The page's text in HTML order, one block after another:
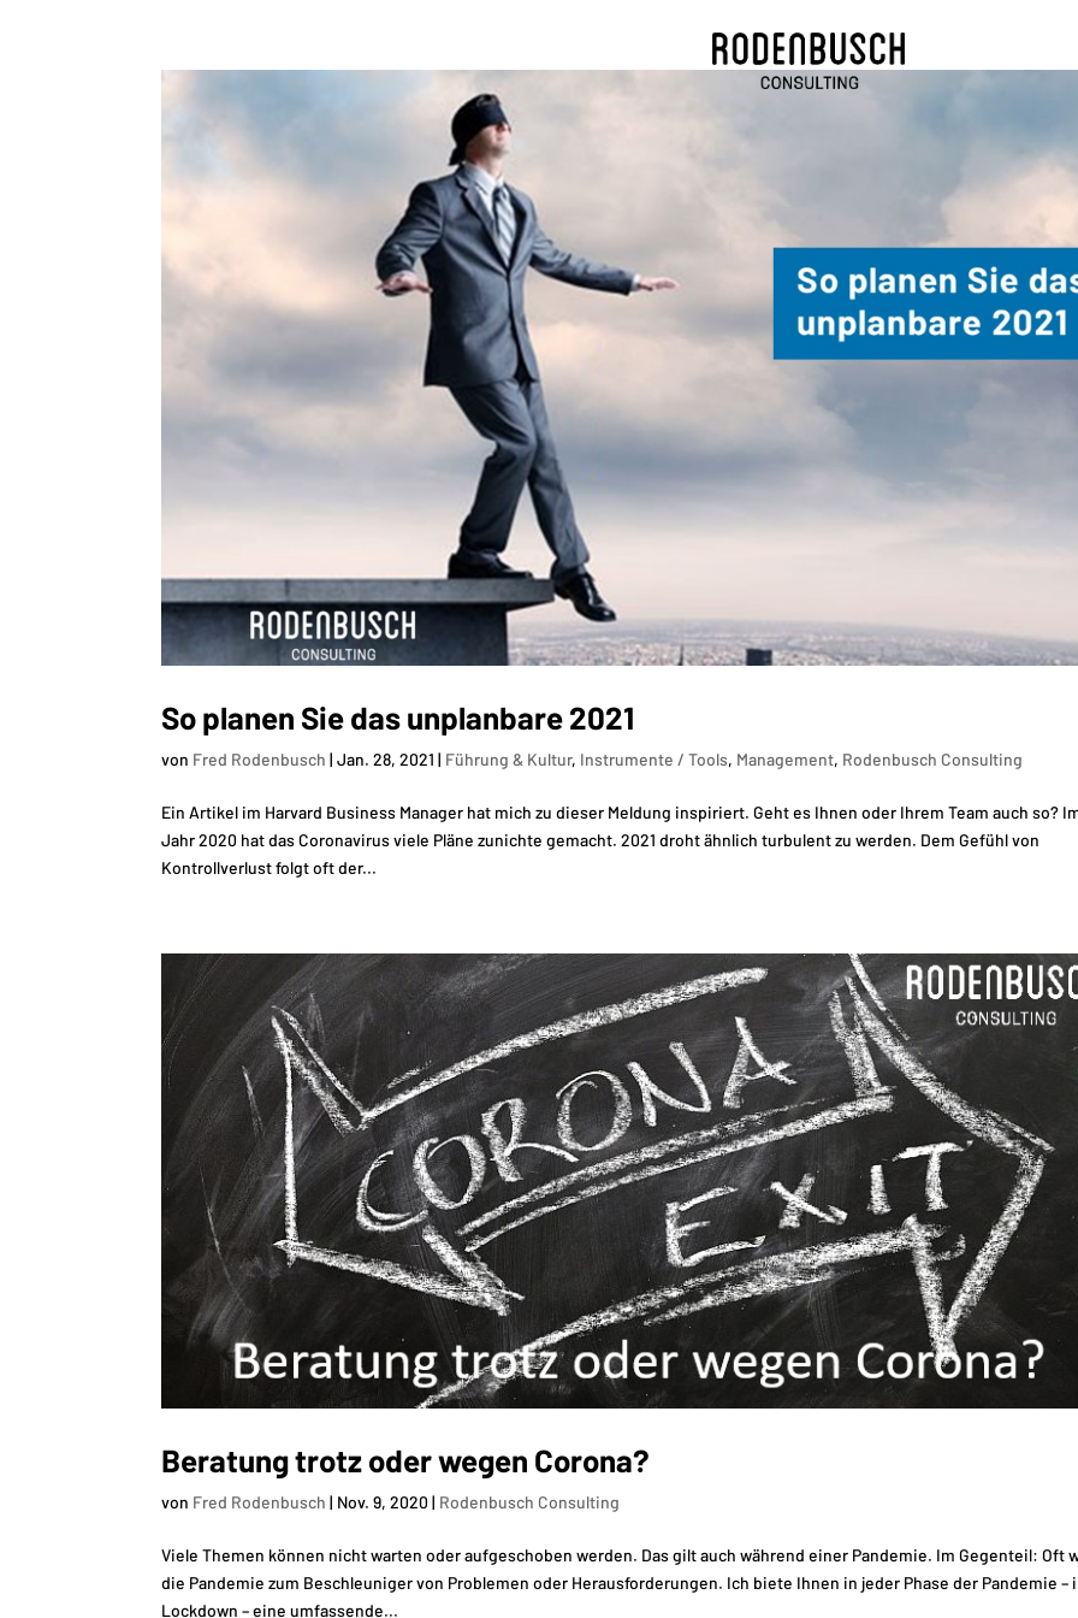
So planen Sie das unplanbare 2021
von Fred Rodenbusch |Jan. 28, 2021 | Führung & Kultur, Instrumente / Tools, Management, Rodenbusch Consulting
Ein Artikel im Harvard Business Manager hat mich zu dieser Meldung inspiriert. Geht es Ihnen oder Ihrem Team auch so?
Jahr 2020 hat das Coronavirus viele Pläne zunichte gemacht. 2021 droht ähnlich turbulent zu werden. Dem Gefühl von
Kontrollverlust folgt oft der...
Beratung trotz oder wegen Corona?
von Fred Rodenbusch | Nov. 9, 2020 | Rodenbusch Consulting
Viele Themen können nicht warten oder aufgeschoben werden. Das gilt auch während einer Pandemie. Im Gegenteil: Oft
die Pandemie zum Beschleuniger von Problemen oder Herausforderungen. Ich biete Ihnen in jeder Phase der Pandemie –
Lockdown – eine umfassende...